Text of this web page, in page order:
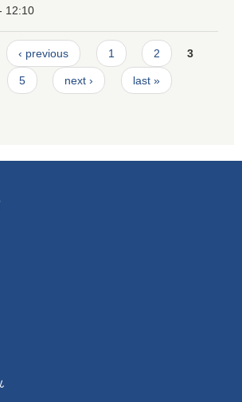
12:10
‹ previous 1 2 3
5 next › last »